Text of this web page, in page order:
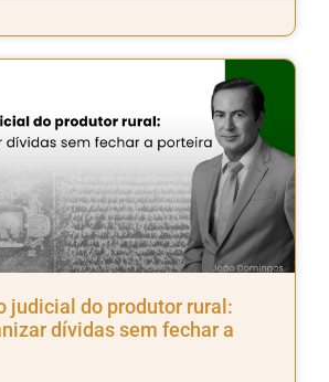
judicial do produtor rural:
dívidas sem fechar a